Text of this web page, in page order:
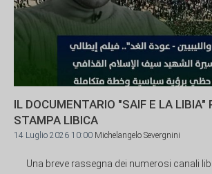
IL DOCUMENTARIO "SAIF E LA LIBIA"
STAMPA LIBICA
14 Luglio 2026 10:00 Michelangelo Severgnini
Una breve rassegna dei numerosi canali